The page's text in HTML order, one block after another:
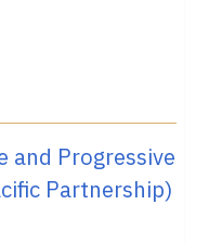
and Progressive
Partnership)